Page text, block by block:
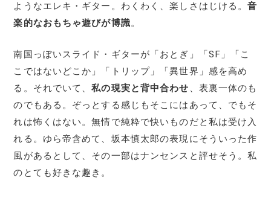
ようなエレキ・ギター。わくわく、楽しさはじける。音
楽的なおもちゃ遊びが博識。
南国っぽいスライド・ギターが「おとぎ」「SF」「こ
こではないどこか」「トリップ」「異世界」感を高め
る。それでいて、私の現実と背中合わせ 、表裏一体のも
のでもある。ぞっとする感じもそこにはあって、でもそ
れは怖くはない。無情で純粋で快いものだと私は受け入
れる。ゆら帝含めて、坂本慎太郎の表現にそういった作
風があるとして、その一部はナンセンスと評せそう。私
のとても好きな趣き。